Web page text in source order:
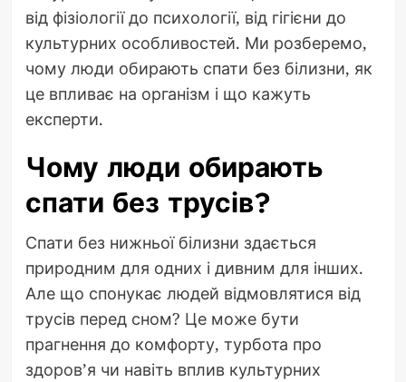
від фізіології до психології, від гігієни до
культурних особливостей. Ми розберемо,
чому люди обирають спати без білизни, як
це впливає на організм і що кажуть
експерти.
Чому люди обирають
спати без трусів?
Спати без нижньої білизни здається
природним для одних і дивним для інших.
Але що спонукає людей відмовлятися від
трусів перед сном? Це може бути
прагнення до комфорту, турбота про
здоров’я чи навіть вплив культурних